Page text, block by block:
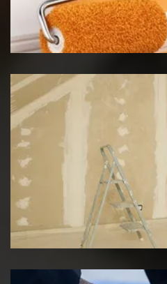
Peinture intérieur
Pose de placo